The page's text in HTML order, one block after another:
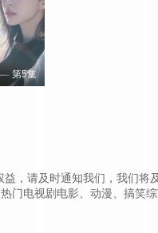
第5集
，请及时通知我们，我们将
门电视剧电影、动漫、搞笑综